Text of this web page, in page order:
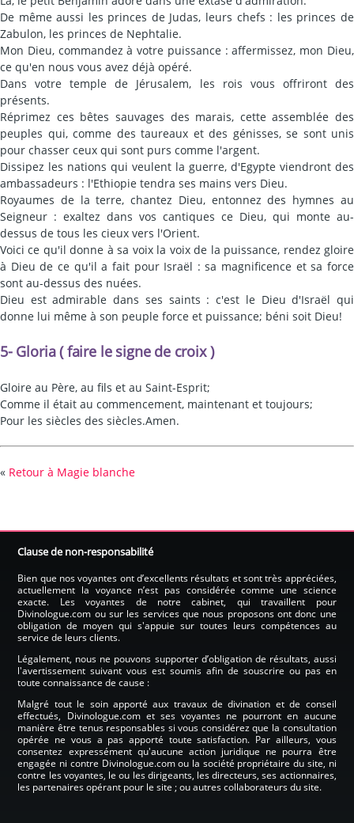
De même aussi les princes de Judas, leurs chefs : les princes de
Zabulon, les princes de Nephtalie.
Mon Dieu, commandez à votre puissance : affermissez, mon Dieu,
ce qu'en nous vous avez déjà opéré.
Dans votre temple de Jérusalem, les rois vous offriront des
présents.
Réprimez ces bêtes sauvages des marais, cette assemblée des
peuples qui, comme des taureaux et des génisses, se sont unis
pour chasser ceux qui sont purs comme l'argent.
Dissipez les nations qui veulent la guerre, d'Egypte viendront des
ambassadeurs : l'Ethiopie tendra ses mains vers Dieu.
Royaumes de la terre, chantez Dieu, entonnez des hymnes au
Seigneur : exaltez dans vos cantiques ce Dieu, qui monte au-
dessus de tous les cieux vers l'Orient.
Voici ce qu'il donne à sa voix la voix de la puissance, rendez gloire
à Dieu de ce qu'il a fait pour Israël : sa magnificence et sa force
sont au-dessus des nuées.
Dieu est admirable dans ses saints : c'est le Dieu d'Israël qui
donne lui même à son peuple force et puissance; béni soit Dieu!
5- Gloria ( faire le signe de croix )
Gloire au Père, au fils et au Saint-Esprit;
Comme il était au commencement, maintenant et toujours;
Pour les siècles des siècles.Amen.
« Retour à Magie blanche
Clause de non-responsabilité
Bien que nos voyantes ont d’excellents résultats et sont très appréciées,
actuellement la voyance n’est pas considérée comme une science
exacte. Les voyantes de notre cabinet, qui travaillent pour
Divinologue.com ou sur les services que nous proposons ont donc une
obligation de moyen qui s'appuie sur toutes leurs compétences au
service de leurs clients.
Légalement, nous ne pouvons supporter d’obligation de résultats, aussi
l'avertissement suivant vous est soumis afin de souscrire ou pas en
toute connaissance de cause :
Malgré tout le soin apporté aux travaux de divination et de conseil
effectués, Divinologue.com et ses voyantes ne pourront en aucune
manière être tenus responsables si vous considérez que la consultation
opérée ne vous a pas apporté toute satisfaction. Par ailleurs, vous
consentez expressément qu'aucune action juridique ne pourra être
engagée ni contre Divinologue.com ou la société propriétaire du site, ni
contre les voyantes, le ou les dirigeants, les directeurs, ses actionnaires,
les partenaires opérant pour le site ; ou autres collaborateurs du site.